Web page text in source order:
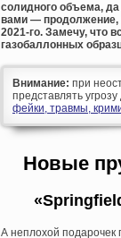
солидного объема,
вами — продолжение,
2021-го. Замечу, что
газобаллонных
Внимание: при
представлять
фейки, травмы,
Новые
А неплохой подарочек